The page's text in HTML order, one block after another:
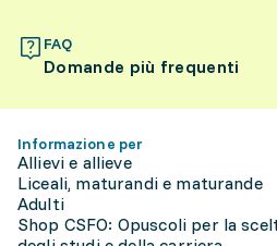
FAQ
Domande più frequenti
Informazione per
Allievi e allieve
Liceali, maturandi e maturande
Adulti
Shop CSFO: Opuscoli per la